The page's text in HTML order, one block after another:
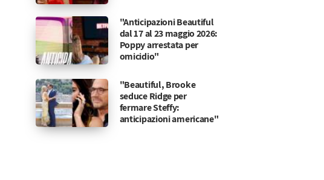
"Anticipazioni Beautiful
dal 17 al 23 maggio 2026:
Poppy arrestata per
omicidio"
"Beautiful, Brooke
seduce Ridge per
fermare Steffy:
anticipazioni americane"